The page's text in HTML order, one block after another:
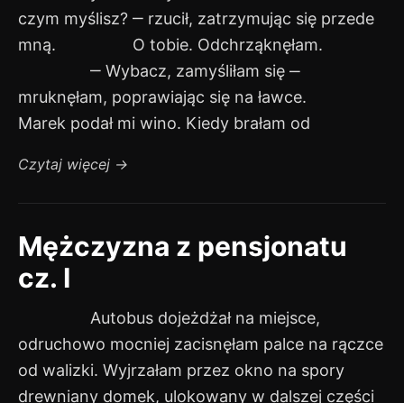
czym myślisz? ‒ rzucił, zatrzymując się przede
mną. O tobie. Odchrząknęłam.
‒ Wybacz, zamyśliłam się ‒
mruknęłam, poprawiając się na ławce.
Marek podał mi wino. Kiedy brałam od
Czytaj więcej →
Mężczyzna z pensjonatu
cz. I
Autobus dojeżdżał na miejsce,
odruchowo mocniej zacisnęłam palce na rączce
od walizki. Wyjrzałam przez okno na spory
drewniany domek, ulokowany w dalszej części